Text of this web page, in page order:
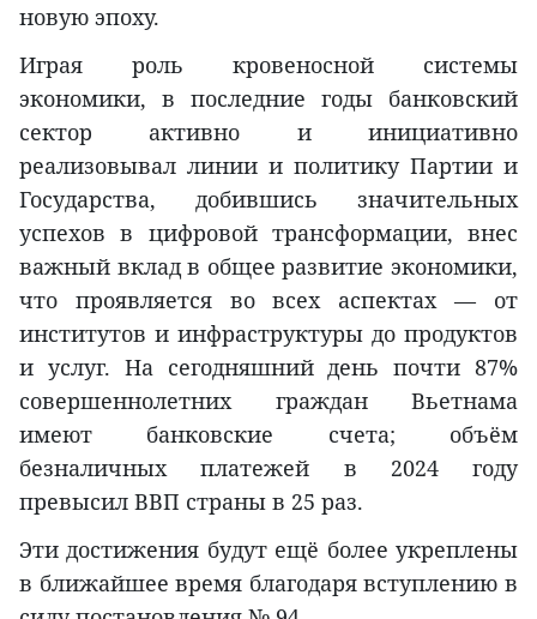
новую эпоху.
Играя роль кровеносной системы
экономики, в последние годы банковский
сектор активно и инициативно
реализовывал линии и политику Партии и
Государства, добившись значительных
успехов в цифровой трансформации, внес
важный вклад в общее развитие экономики,
что проявляется во всех аспектах — от
институтов и инфраструктуры до продуктов
и услуг. На сегодняшний день почти 87%
совершеннолетних граждан Вьетнама
имеют банковские счета; объём
безналичных платежей в 2024 году
превысил ВВП страны в 25 раз.
Эти достижения будут ещё более укреплены
в ближайшее время благодаря вступлению в